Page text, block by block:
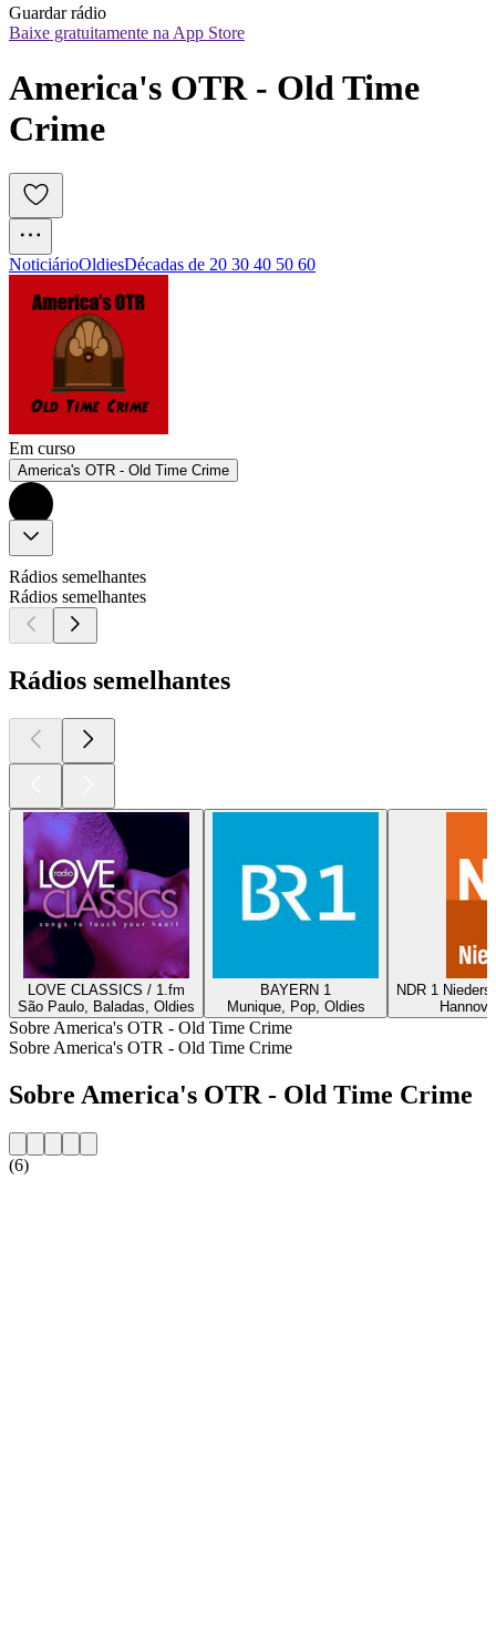
Guardar rádio
Baixe gratuitamente na App Store
America's OTR - Old Time
Crime
NoticiárioOldiesDécadas de 20 30 40 50 60
Em curso
America's OTR - Old Time Crime
Rádios semelhantes
Rádios semelhantes
Rádios semelhantes
LOVE CLASSICS / 1.fm
São Paulo, Baladas, Oldies
BAYERN 1
Munique, Pop, Oldies
NDR 1
Sobre America's OTR - Old Time Crime
Sobre America's OTR - Old Time Crime
Sobre America's OTR - Old Time Crime
(6)